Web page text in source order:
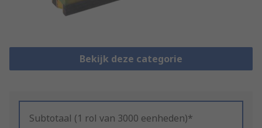
Bekijk deze categorie
Subtotaal (1 rol van 3000 eenheden)*